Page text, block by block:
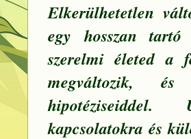
Elkerülhetetlen
egy hosszan
szerelmi életed a
megváltozik, és
hipotéziseiddel.
kapcsolatokra és